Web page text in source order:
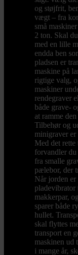
og støjfrit,
vægt – fra
små
2 ton. Skal
med en lille
endda ben
pladsen er
maskine på
rigtige valg,
maskiner
rendegraver
både grave-
at ramme
Tilbehør og
minigraver er
Med det
forvandler
fra smalle
pælebor, der
Når jorden er
makkerpar,
sparer både
hullet.
skal flyttes
transport en
maskinen ud
i mange år,